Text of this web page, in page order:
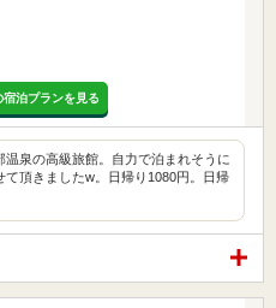
泊プランを見る
泉の高級旅館。自力で泊まれそうに
て頂きましたw。日帰り1080円。日帰